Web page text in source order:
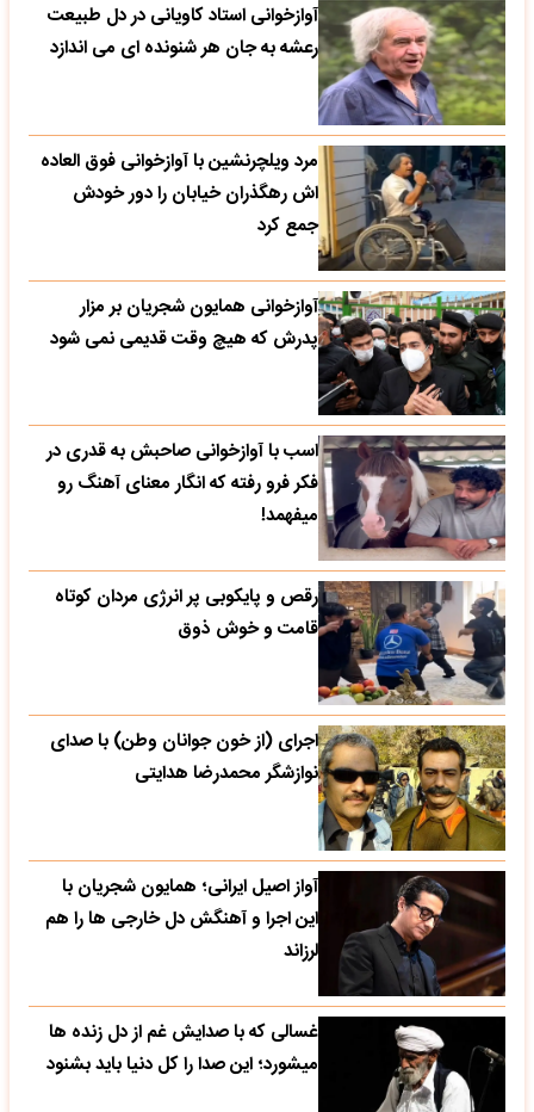
آوازخوانی استاد کاویانی در دل طبیعت
رعشه به جان هر شنونده ای می اندازد
مرد ویلچرنشین با آوازخوانی فوق العاده
اش رهگذران خیابان را دور خودش
جمع کرد
آوازخوانی همایون شجریان بر مزار
پدرش که هیچ وقت قدیمی نمی شود
اسب با آوازخوانی صاحبش به قدری در
فکر فرو رفته که انگار معنای آهنگ رو
میفهمد!
رقص و پایکوبی پر انرژی مردان کوتاه
قامت و خوش ذوق
اجرای (از خون جوانان وطن) با صدای
نوازشگر محمدرضا هدایتی
آواز اصیل ایرانی؛ همایون شجریان با
این اجرا و آهنگش دل خارجی ها را هم
لرزاند
غسالی که با صدایش غم از دل زنده ها
میشورد؛ این صدا را کل دنیا باید بشنود